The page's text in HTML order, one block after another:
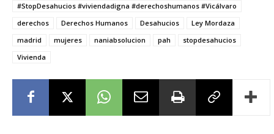
#StopDesahucios #viviendadigna #derechoshumanos #Vicálvaro
derechos
Derechos Humanos Desahucios
Ley Mordaza
madrid
mujeres naniabsolucion pah
stopdesahucios
Vivienda